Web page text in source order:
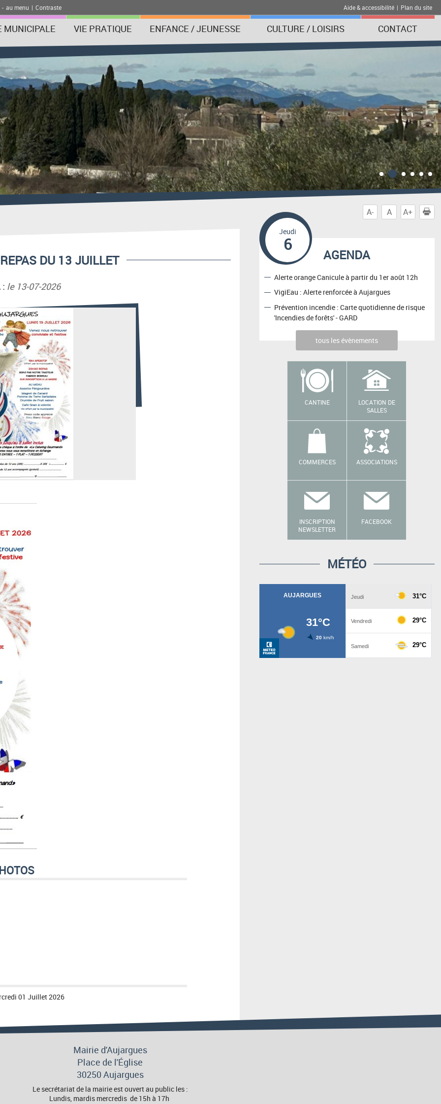
- au menu | Contraste Aide & accessibilité | Plan du site
MUNICIPALE VIE PRATIQUE ENFANCE / JEUNESSE CULTURE / LOISIRS CONTACT
A- A A+
DU 13 JUILLET
: le 13-07-2026
01 Juillet 2026
AGENDA
Jeudi
6
Alerte orange Canicule à partir du 1er août 12h
VigiEau : Alerte renforcée à Aujargues
Prévention incendie : Carte quotidienne de risque
'Incendies de forêts' - GARD
tous les évènements
CANTINE
LOCATION DE
SALLES
COMMERCES ASSOCIATIONS
INSCRIPTION
NEWSLETTER
FACEBOOK
MÉTÉO
Mairie d'Aujargues
Place de l'Église
30250 Aujargues
Le secrétariat de la mairie est ouvert au public les :
Lundis, mardis mercredis de 15h à 17h